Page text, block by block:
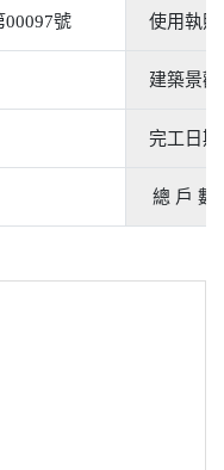
00097號 使用執照
建築景觀
完工日期
總 戶 數